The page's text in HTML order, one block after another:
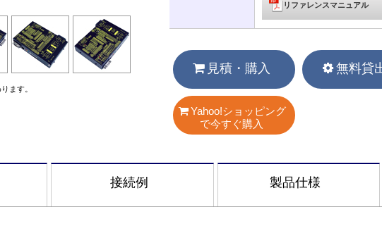
ます。
リファレンスマニュアル
見積・購入 無料貸
Yahoo!ショッピング
で今すぐ購入
接続例 製品仕様